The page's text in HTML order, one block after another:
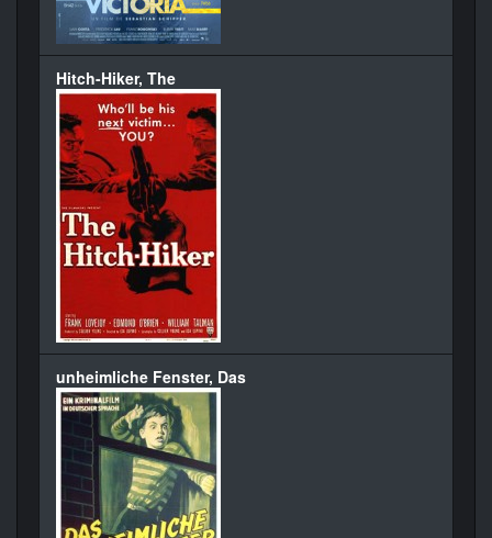
Hitch-Hiker, The
unheimliche Fenster, Das